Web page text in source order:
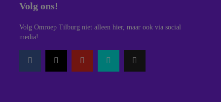
Volg ons!
Volg Omroep Tilburg niet alleen hier, maar ook via social
media!